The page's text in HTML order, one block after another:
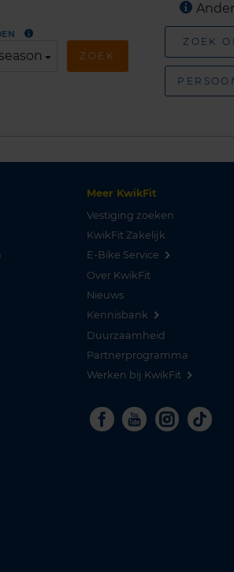
ZOEK
ZOEK
Meer KwikFit
Vestiging zoeken
KwikFit Zakelijk
E-Bike Service
Over KwikFit
Nieuws
Kennisbank
Duurzaamheid
Partnerprogramma
Werken bij KwikFit
Facebook
Youtube